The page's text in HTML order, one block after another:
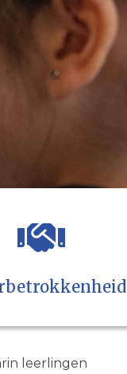
leerlingen